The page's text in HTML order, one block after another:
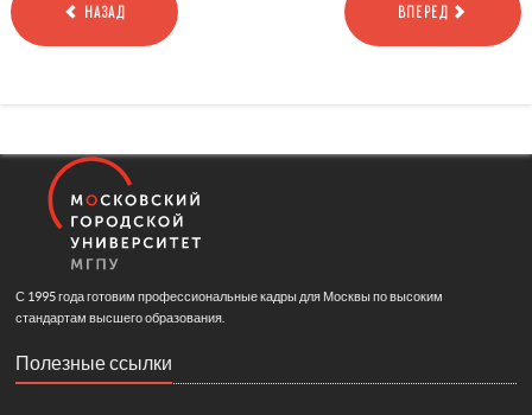
НАЗАД ВПЕРЕД
С 1995 года готовим профессиональные кадры для Москвы по высоким
стандартам высшего образования.
Полезные ссылки